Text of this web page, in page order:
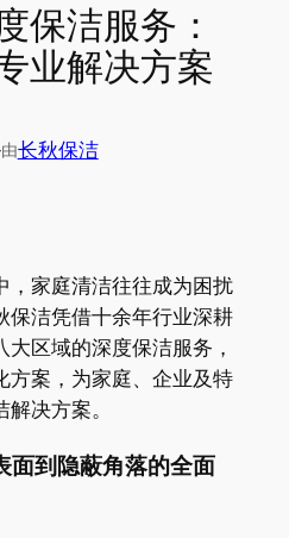
保洁服务：
业解决方案
由长秋保洁
，家庭清洁往往成为困扰
保洁凭借十余年行业深耕
区域的深度保洁服务，
方案，为家庭、企业及特
决方案。
面到隐蔽角落的全面